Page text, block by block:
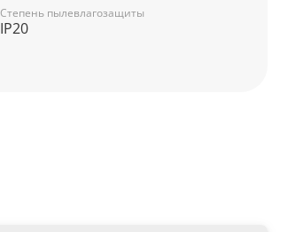
Степень пылевлагозащиты
IP20